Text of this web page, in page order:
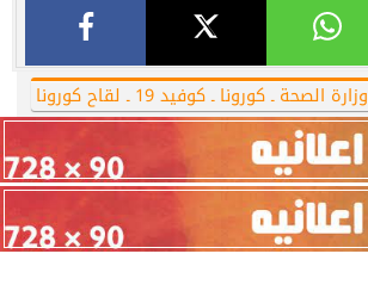
وزارة الصحة ـ كورونا ـ كوفيد 19 ـ لقاح كورونا